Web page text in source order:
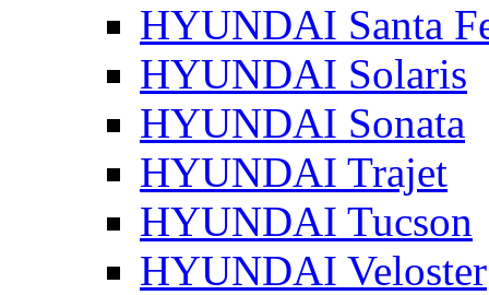
HYUNDAI Santa
HYUNDAI Solaris
HYUNDAI Sonata
HYUNDAI Trajet
HYUNDAI Tucson
HYUNDAI Veloster